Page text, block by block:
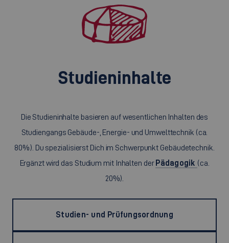
Studieninhalte
Die Studieninhalte basieren auf wesentlichen Inhalten des
Studiengangs Gebäude-, Energie- und Umwelttechnik (ca.
80%). Du spezialisierst Dich im Schwerpunkt Gebäudetechnik.
Ergänzt wird das Studium mit Inhalten der Pädagogik (ca.
20%).
Studien- und Prüfungsordnung